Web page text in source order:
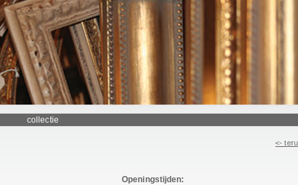
collectie
<-
Openingstijden: